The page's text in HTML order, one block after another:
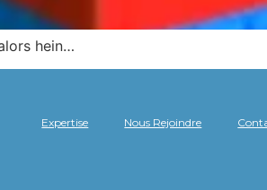
hein…
Expertise Nous Rejoindre